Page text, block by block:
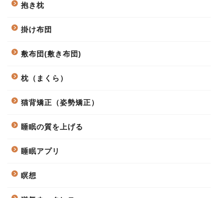
抱き枕
掛け布団
敷布団(敷き布団)
枕（まくら）
猫背矯正（姿勢矯正）
睡眠の質を上げる
睡眠アプリ
瞑想